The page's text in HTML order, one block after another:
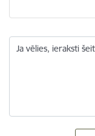
Ja vēlies, ieraksti